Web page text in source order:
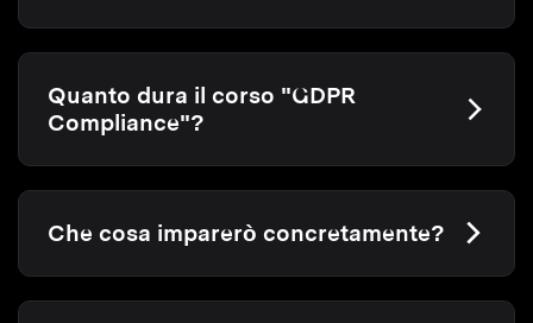
Quanto dura il corso "GDPR
Compliance"?
Che cosa imparerò concretamente?